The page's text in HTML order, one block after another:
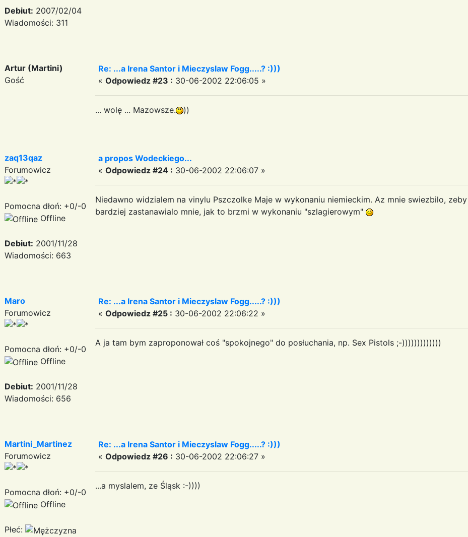
Debiut: 2007/02/04
Wiadomości: 311
Artur (Martini)
Gość
Re: ...a Irena Santor i Mieczyslaw Fogg.....? :)))
« Odpowiedz #23 : 30-06-2002 22:06:05 »
... wolę ... Mazowsze. ))
zaq13qaz
Forumowicz
Pomocna dłoń: +0/-0
Offline
Debiut: 2001/11/28
Wiadomości: 663
a propos Wodeckiego...
« Odpowiedz #24 : 30-06-2002 22:06:07 »
Niedawno widzialem na vinylu Pszczolke Maje w wykonaniu niemieckim. Az mnie swiezbilo,
bardziej zastanawialo mnie, jak to brzmi w wykonaniu "szlagierowym"
Maro
Forumowicz
Pomocna dłoń: +0/-0
Offline
Debiut: 2001/11/28
Wiadomości: 656
Re: ...a Irena Santor i Mieczyslaw Fogg.....? :)))
« Odpowiedz #25 : 30-06-2002 22:06:22 »
A ja tam bym zaproponował coś "spokojnego" do posłuchania, np. Sex Pistols ;-)))))))))))))
Martini_Martinez
Forumowicz
Pomocna dłoń: +0/-0
Offline
Płeć:
Re: ...a Irena Santor i Mieczyslaw Fogg.....? :)))
« Odpowiedz #26 : 30-06-2002 22:06:27 »
...a myslalem, ze Śląsk :-))))